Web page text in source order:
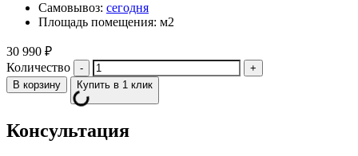
Самовывоз: сегодня
Площадь помещения: м2
30 990 ₽
Количество
В корзину Купить в 1 клик
Консультация